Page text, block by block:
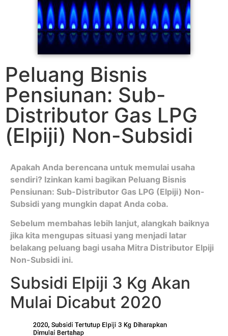
Peluang Bisnis
Pensiunan: Sub-
Distributor Gas LPG
(Elpiji) Non-Subsidi
Apakah Anda berencana untuk memulai usaha
sendiri? Izinkan kami bagikan Peluang Bisnis
Pensiunan: Sub-Distributor Gas LPG (Elpiji) Non-
Subsidi yang mungkin dapat Anda coba.
Sebelum membahas lebih lanjut, alangkah baiknya
jika kita mengupas situasi yang menjadi latar
belakang peluang bagi usaha Mitra Distributor Elpiji
Non-Subsidi ini.
Subsidi Elpiji 3 Kg Akan
Mulai Dicabut 2020